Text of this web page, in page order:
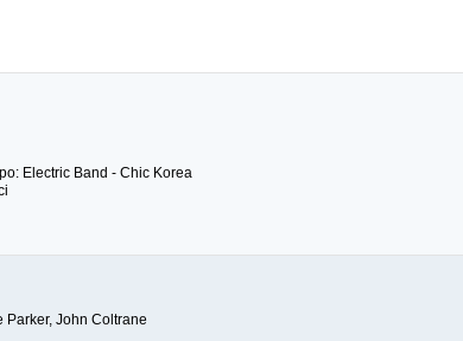
Electric Band - Chic Korea
Parker, John Coltrane